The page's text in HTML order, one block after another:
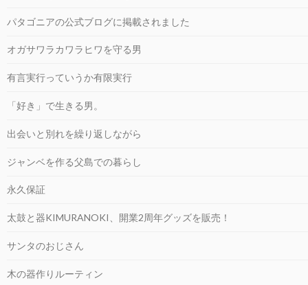
パタゴニアの公式ブログに掲載されました
オガサワラカワラヒワを守る男
有言実行っていうか有限実行
「好き」で生きる男。
出会いと別れを繰り返しながら
ジャンベを作る父島での暮らし
永久保証
太鼓と器KIMURANOKI、開業2周年グッズを販売！
サンタのおじさん
木の器作りルーティン